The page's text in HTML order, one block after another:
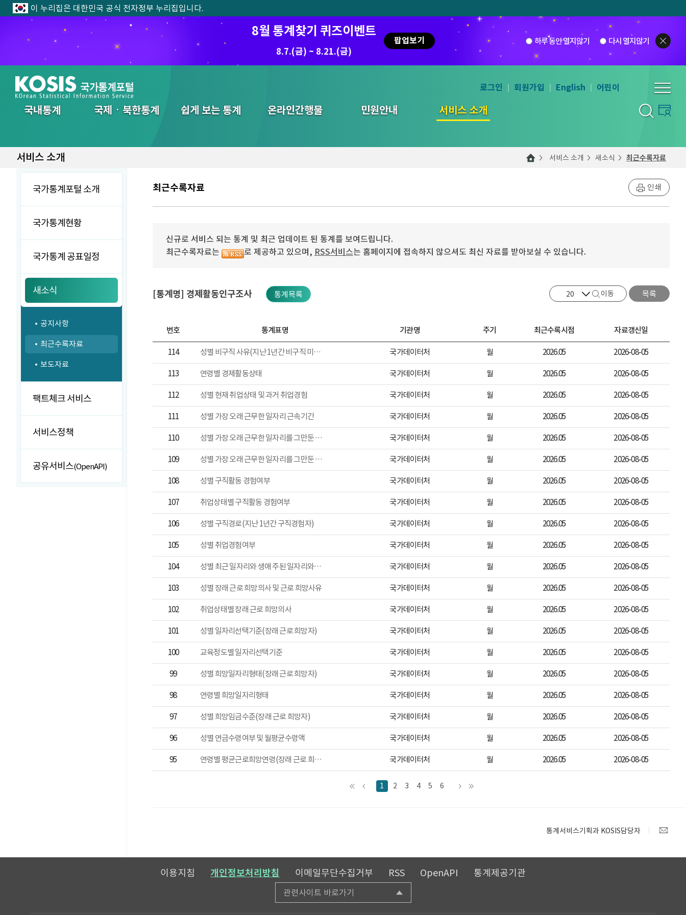
이 누리집은 대한민국 공식 전자정부 누리집입니다.
8월 통계찾기 퀴즈이벤트
8.7.(금) ~ 8.21.(금)
팝업보기 하루 동안 열지않기 다시 열지않기
국내통계 국제ㆍ북한통계 쉽게 보는 통계 온라인간행물 민원안내 서비스 소개
통합검색
로그인 회원가입 English 어린이
서비스 소개 서비스 소개 새소식 최근수록자료
국가통계포털 소개
국가통계현황
국가통계 공표일정
새소식
공지사항
최근수록자료
보도자료
팩트체크 서비스
서비스정책
공유서비스(OpenAPI)
최근수록자료 인쇄
신규로 서비스 되는 통계 및 최근 업데이트 된 통계를 보여드립니다.
최근수록자료는
로 제공하고 있으며, RSS서비스는 홈페이지에 접속하지 않으셔도 최신 자료를 받아보실 수 있습니다.
[통계명] 경제활동인구조사 통계목록 이동 목록
번호 통계표명 기관명 주기 최근수록시점 자료갱신일
114 성별 비구직 사유(지난 1년간 비구직 미취업자) 국가데이터처 월 2026.05 2026-08-05
113 연령별 경제활동상태 국가데이터처 월 2026.05 2026-08-05
112 성별 현재 취업상태 및 과거 취업경험 국가데이터처 월 2026.05 2026-08-05
111 성별 가장 오래 근무한 일자리 근속기간 국가데이터처 월 2026.05 2026-08-05
110 성별 가장 오래 근무한 일자리를 그만둔 연령 및 평균이직연령 국가데이터처 월 2026.05 2026-08-05
109 성별 가장 오래 근무한 일자리를 그만둔 이유 국가데이터처 월 2026.05 2026-08-05
108 성별 구직활동 경험여부 국가데이터처 월 2026.05 2026-08-05
107 취업상태별 구직활동 경험여부 국가데이터처 월 2026.05 2026-08-05
106 성별 구직경로(지난 1년간 구직경험자) 국가데이터처 월 2026.05 2026-08-05
105 성별 취업경험여부 국가데이터처 월 2026.05 2026-08-05
104 성별 최근 일자리와 생애 주된 일자리와의 관련성 국가데이터처 월 2026.05 2026-08-05
103 성별 장래 근로 희망의사 및 근로 희망사유 국가데이터처 월 2026.05 2026-08-05
102 취업상태별 장래 근로 희망의사 국가데이터처 월 2026.05 2026-08-05
101 성별 일자리선택기준(장래 근로 희망자) 국가데이터처 월 2026.05 2026-08-05
100 교육정도별 일자리선택기준 국가데이터처 월 2026.05 2026-08-05
99 성별 희망일자리형태(장래 근로 희망자) 국가데이터처 월 2026.05 2026-08-05
98 연령별 희망일자리형태 국가데이터처 월 2026.05 2026-08-05
97 성별 희망임금수준(장래 근로 희망자) 국가데이터처 월 2026.05 2026-08-05
96 성별 연금수령여부 및 월평균수령액 국가데이터처 월 2026.05 2026-08-05
95 연령별 평균근로희망연령(장래 근로 희망자) 국가데이터처 월 2026.05 2026-08-05
1 2 3 4 5 6
통계서비스기획과 KOSIS담당자
이용지침 개인정보처리방침 이메일무단수집거부 RSS OpenAPI 통계제공기관
관련사이트 바로가기